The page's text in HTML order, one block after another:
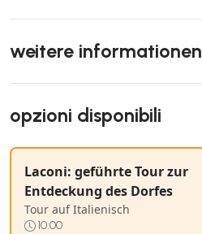
weitere informationen
opzioni disponibili
Laconi: geführte Tour zur
Entdeckung des Dorfes
Tour auf Italienisch
10:00